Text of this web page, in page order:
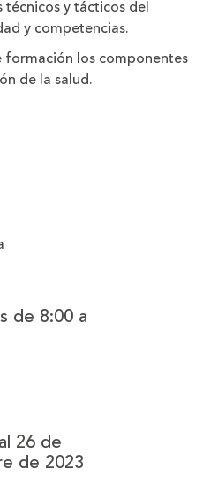
y tácticos del
y competencias.
los componentes
de la salud.
de 8:00 a
26 de
de 2023